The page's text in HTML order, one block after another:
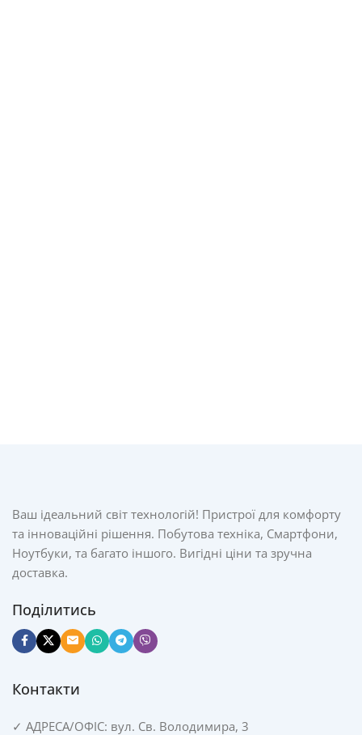
Ваш ідеальний світ технологій! Пристрої для комфорту
та інноваційні рішення. Побутова техніка, Смартфони,
Ноутбуки, та багато іншого. Вигідні ціни та зручна
доставка.
Поділитись
Контакти
✓ АДРЕСА/ОФІС: вул. Св. Володимира, 3